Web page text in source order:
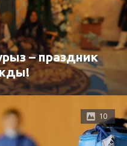
– праздник
10